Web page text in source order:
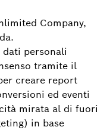
Company,
personali
tramite il
creare report
ed eventi
mirata al di fuori
in base